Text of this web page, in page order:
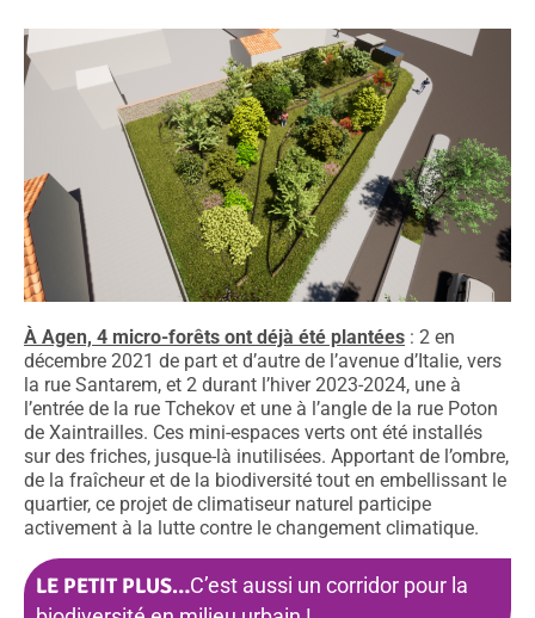
À Agen, 4 micro-forêts ont déjà été plantées : 2 en
décembre 2021 de part et d’autre de l’avenue d’Italie, vers
la rue Santarem, et 2 durant l’hiver 2023-2024, une à
l’entrée de la rue Tchekov et une à l’angle de la rue Poton
de Xaintrailles. Ces mini-espaces verts ont été installés
sur des friches, jusque-là inutilisées. Apportant de l’ombre,
de la fraîcheur et de la biodiversité tout en embellissant le
quartier, ce projet de climatiseur naturel participe
activement à la lutte contre le changement climatique.
LE PETIT PLUS…C’est aussi un corridor pour la